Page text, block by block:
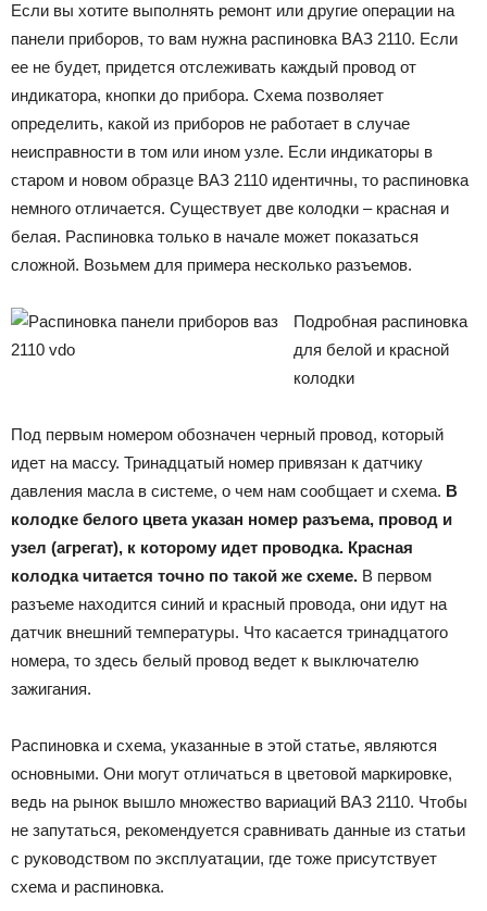
Если вы хотите выполнять ремонт или другие операции на
панели приборов, то вам нужна распиновка ВАЗ 2110. Если
ее не будет, придется отслеживать каждый провод от
индикатора, кнопки до прибора. Схема позволяет
определить, какой из приборов не работает в случае
неисправности в том или ином узле. Если индикаторы в
старом и новом образце ВАЗ 2110 идентичны, то распиновка
немного отличается. Существует две колодки – красная и
белая. Распиновка только в начале может показаться
сложной. Возьмем для примера несколько разъемов.
Подробная распиновка
для белой и красной
колодки
Под первым номером обозначен черный провод, который
идет на массу. Тринадцатый номер привязан к датчику
давления масла в системе, о чем нам сообщает и схема. В
колодке белого цвета указан номер разъема, провод и
узел (агрегат), к которому идет проводка. Красная
колодка читается точно по такой же схеме. В первом
разъеме находится синий и красный провода, они идут на
датчик внешний температуры. Что касается тринадцатого
номера, то здесь белый провод ведет к выключателю
зажигания.
Распиновка и схема, указанные в этой статье, являются
основными. Они могут отличаться в цветовой маркировке,
ведь на рынок вышло множество вариаций ВАЗ 2110. Чтобы
не запутаться, рекомендуется сравнивать данные из статьи
с руководством по эксплуатации, где тоже присутствует
схема и распиновка.